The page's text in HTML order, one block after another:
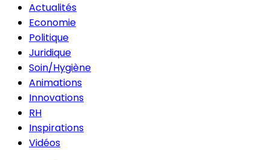
Actualités
Economie
Politique
Juridique
Soin/Hygiène
Animations
Innovations
RH
Inspirations
Vidéos